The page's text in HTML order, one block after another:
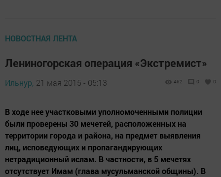
НОВОСТНАЯ ЛЕНТА
Лениногорская операция «Экстремист»
Ильнур, 21 мая 2015 - 05:13 462 0 0
В ходе нее участковыми уполномоченными полиции
были проверены 30 мечетей, расположенных на
территории города и района, на предмет выявления
лиц, исповедующих и пропагандирующих
нетрадиционный ислам. В частности, в 5 мечетях
отсутствует Имам (глава мусульманской общины). В